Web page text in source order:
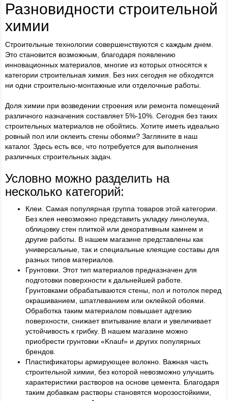
Разновидности строительной
химии
Строительные технологии совершенствуются с каждым днем.
Это становится возможным, благодаря появлению
инновационных материалов, многие из которых относятся к
категории строительная химия. Без них сегодня не обходятся
ни одни строительно-монтажные или отделочные работы.
Доля химии при возведении строения или ремонта помещений
различного назначения составляет 5%-10%. Сегодня без таких
строительных материалов не обойтись. Хотите иметь идеально
ровный пол или оклеить стены обоями? Загляните в наш
каталог. Здесь есть все, что потребуется для выполнения
различных строительных задач.
Условно можно разделить на
несколько категорий:
Клеи. Самая популярная группа товаров этой категории.
Без клея невозможно представить укладку линолеума,
облицовку стен плиткой или декоративным камнем и
другие работы. В нашем магазине представлены как
универсальные, так и специальные клеящие составы для
разных типов материалов.
Грунтовки. Этот тип материалов предназначен для
подготовки поверхности к дальнейшей работе.
Грунтовками обрабатываются стены, пол и потолок перед
окрашиванием, шпатлеванием или оклейкой обоями.
Обработка таким материалом повышает адгезию
поверхности, снижает впитывание влаги и увеличивает
устойчивость к грибку. В нашем магазине можно
приобрести грунтовки «Knauf» и других популярных
брендов.
Пластификаторы армирующее волокно. Важная часть
строительной химии, без которой невозможно улучшить
характеристики растворов на основе цемента. Благодаря
таким добавкам растворы становятся морозостойкими,